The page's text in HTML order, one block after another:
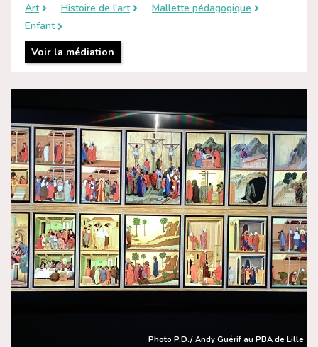
Art Histoire de l'art
Mallette pédagogique
Enfant
Voir la médiation
Photo P.D./ Andy Guérif au PBA de Lille